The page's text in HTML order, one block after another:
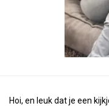
Hoi, en leuk dat je een